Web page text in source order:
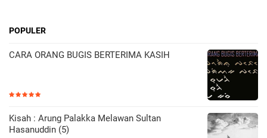
POPULER
CARA ORANG BUGIS BERTERIMA KASIH
Kisah : Arung Palakka Melawan Sultan
Hasanuddin (5)